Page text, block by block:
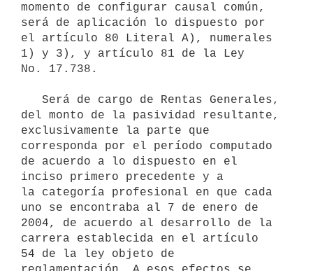
momento de configurar causal común,
será de aplicación lo dispuesto por
el artículo 80 Literal A), numerales
1) y 3), y artículo 81 de la Ley
No. 17.738.
del monto de la pasividad resultante,
exclusivamente la parte que
corresponda por el período computado
de acuerdo a lo dispuesto en el
inciso primero precedente y a
la categoría profesional en que cada
uno se encontraba al 7 de enero de
2004, de acuerdo al desarrollo de la
carrera establecida en el artículo
54 de la ley objeto de